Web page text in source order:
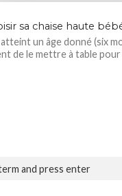
sa chaise haute
un âge donné (six
de le mettre à table pour